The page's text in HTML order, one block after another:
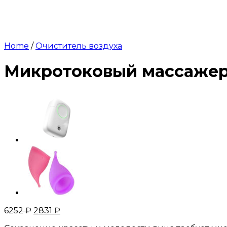
Home / Очиститель воздуха
Микротоковый
6252₽ 2831 ₽